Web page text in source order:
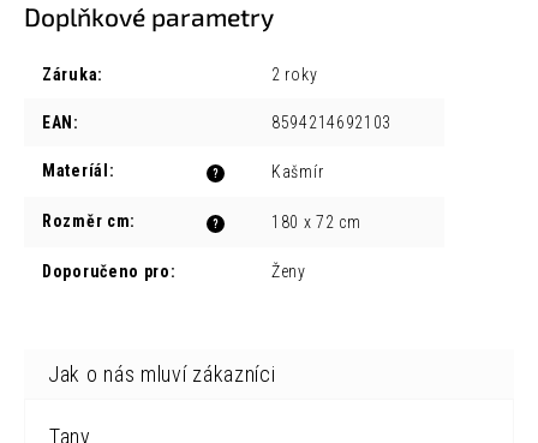
Doplňkové parametry
Záruka: 2 roky
EAN : 8594214692103
?
Materíál : Kašmír
?
Rozměr cm: 180 x 72 cm
Doporučeno pro: Ženy
Tany